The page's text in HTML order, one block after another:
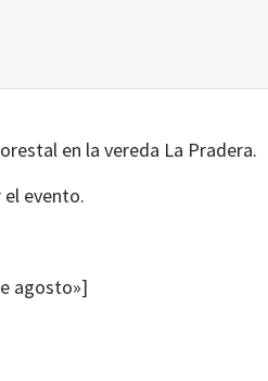
en la vereda La Pradera.
evento.
agosto»]